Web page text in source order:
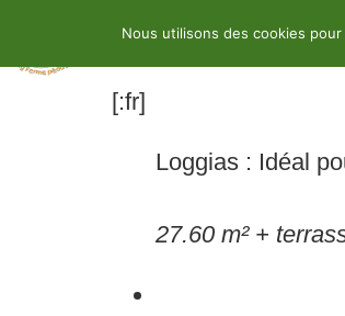
Location Ferme
[:fr]
Loggias : Idéal
27.60 m² +
Nous utilisons des cookies